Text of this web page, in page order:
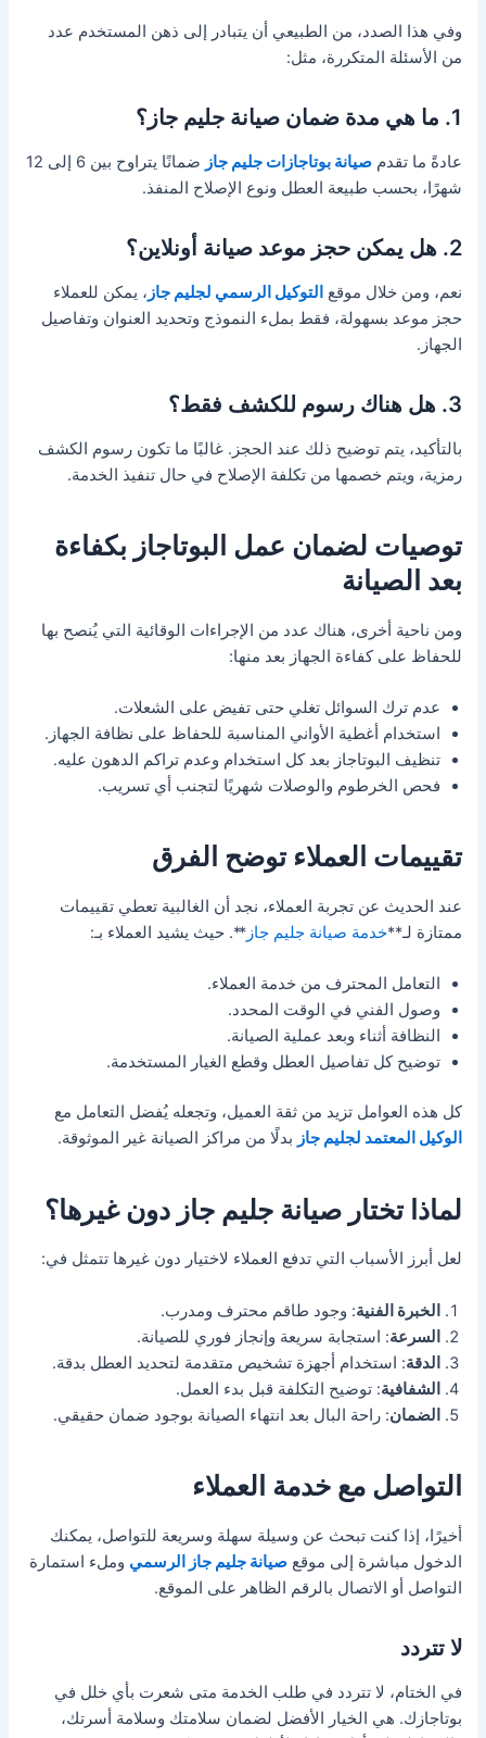
وفي هذا الصدد، من الطبيعي أن يتبادر إلى ذهن المستخدم عدد
من الأسئلة المتكررة، مثل:
1. ما هي مدة ضمان صيانة جليم جاز؟
عادةً ما تقدمصيانة بوتاجازات جليم جاز
ضمانًا يتراوح بين 6 إلى 12
شهرًا، بحسب طبيعة العطل ونوع الإصلاح المنفذ.
2. هل يمكن حجز موعد صيانة أونلاين؟
نعم، ومن خلال موقع التوكيل الرسمي لجليم جاز ، يمكن للعملاء
حجز موعد بسهولة، فقط بملء النموذج وتحديد العنوان وتفاصيل
الجهاز.
3. هل هناك رسوم للكشف فقط؟
بالتأكيد، يتم توضيح ذلك عند الحجز. غالبًا ما تكون رسوم الكشف
رمزية، ويتم خصمها من تكلفة الإصلاح في حال تنفيذ الخدمة.
توصيات لضمان عمل البوتاجاز بكفاءة
بعد الصيانة
ومن ناحية أخرى، هناك عدد من الإجراءات الوقائية التي يُنصح بها
للحفاظ على كفاءة الجهاز بعد منها:
عدم ترك السوائل تغلي حتى تفيض على الشعلات.
استخدام أغطية الأواني المناسبة للحفاظ على نظافة الجهاز.
تنظيف البوتاجاز بعد كل استخدام وعدم تراكم الدهون عليه.
فحص الخرطوم والوصلات شهريًا لتجنب أي تسريب.
تقييمات العملاء توضح الفرق
عند الحديث عن تجربة العملاء، نجد أن الغالبية تعطي تقييمات
ممتازة لـ**خدمة صيانة جليم جاز**. حيث يشيد العملاء بـ:
التعامل المحترف من خدمة العملاء.
وصول الفني في الوقت المحدد.
النظافة أثناء وبعد عملية الصيانة.
توضيح كل تفاصيل العطل وقطع الغيار المستخدمة.
كل هذه العوامل تزيد من ثقة العميل، وتجعله يُفضل التعامل مع
الوكيل المعتمد لجليم جاز بدلًا من مراكز الصيانة غير الموثوقة.
لماذا تختار صيانة جليم جاز دون غيرها؟
لعل أبرز الأسباب التي تدفع العملاء لاختيار دون غيرها تتمثل في:
الخبرة الفنية: وجود طاقم محترف ومدرب.
السرعة: استجابة سريعة وإنجاز فوري للصيانة.
الدقة: استخدام أجهزة تشخيص متقدمة لتحديد العطل بدقة.
الشفافية: توضيح التكلفة قبل بدء العمل.
الضمان: راحة البال بعد انتهاء الصيانة بوجود ضمان حقيقي.
التواصل مع خدمة العملاء
أخيرًا، إذا كنت تبحث عن وسيلة سهلة وسريعة للتواصل، يمكنك
الدخول مباشرة إلى موقعصيانة جليم جاز الرسمي وملء استمارة
التواصل أو الاتصال بالرقم الظاهر على الموقع.
لا تتردد
في الختام، لا تتردد في طلب الخدمة متى شعرت بأي خلل في
بوتاجازك. هي الخيار الأفضل لضمان سلامتك وسلامة أسرتك،